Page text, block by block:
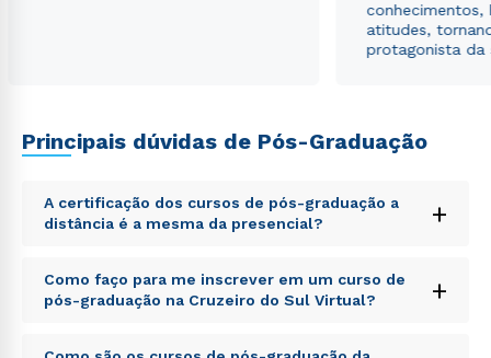
conhecimentos,
atitudes,
protagonista da
Principais dúvidas de Pós-Graduação
A certificação dos cursos de pós-graduação a
distância é a mesma da presencial?
+
Sed ut perspiciatis unde omnis iste natus error sit
voluptatem accusantium doloremque laudantium,
totam rem aperiam, eaque ipsa quae ab illo inventore
Como faço para me inscrever em um curso de
pós-graduação na Cruzeiro do Sul Virtual?
+
Sed ut perspiciatis unde omnis iste natus error sit